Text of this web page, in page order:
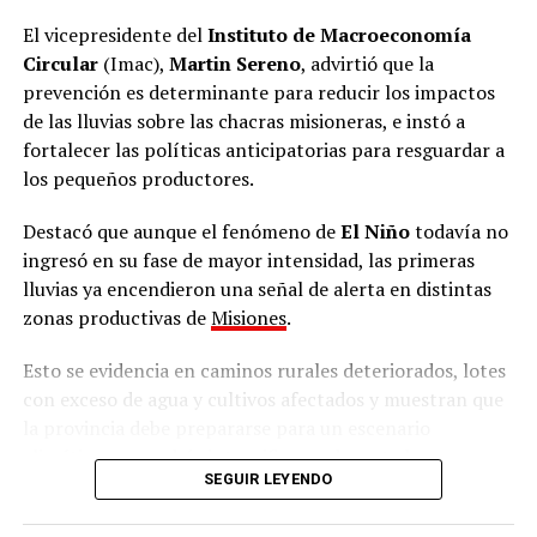
ministros, secretarios, subsecretarios y representantes
de las áreas de Justicia de todas las provincias
argentinas y de la Ciudad Autónoma de Buenos Aires.
Durante la apertura se realizó la presentación
institucional del Cofejus y de las principales líneas de
Nación. Posteriormente, se llevó adelante la elección de
las nuevas autoridades del Consejo, seguida por el inicio
de las mesas de trabajo.
vinculados al fortalecimiento del sistema judicial, entre
ellos la coordinación federal de políticas criminales, el
justicia, la mediación, la incorporación de innovación
tecnológica a los procesos judiciales y la cooperación
entre jurisdicciones, con especial atención a los sistemas
El vicepresidente delInstituto de Macroeconomía
Circular(Imac), Martin Sereno, advirtió que la
prevención es determinante para reducir los impactos
de las lluvias sobre las chacras misioneras, e instó a
fortalecer las políticas anticipatorias para resguardar a
los pequeños productores.
Destacó que aunque el fenómeno deEl Niñotodavía no
ingresó en su fase de mayor intensidad, las primeras
lluvias ya encendieron una señal de alerta en distintas
zonas productivas deMisiones.
Esto se evidencia en caminos rurales deteriorados, lotes
con exceso de agua y cultivos afectados y muestran que
climático que podría intensificarse durante los
SEGUIR LEYENDO